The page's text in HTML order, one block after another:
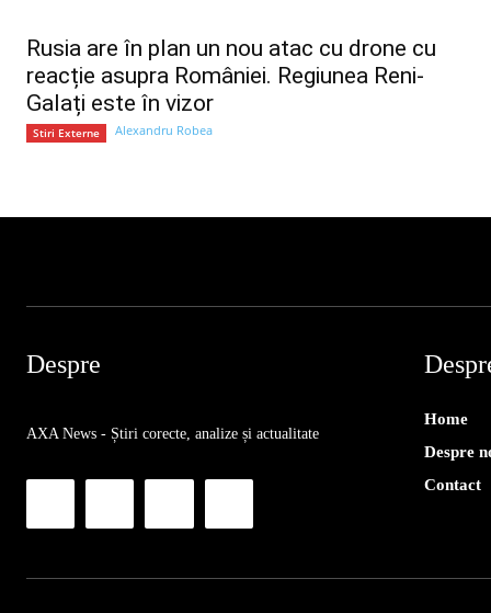
Rusia are în plan un nou atac cu drone cu
reacție asupra României. Regiunea Reni-
Galați este în vizor
Stiri Externe Alexandru Robea
Despre
AXA News - Știri corecte, analize și actualitate
Home
Despre
Contact